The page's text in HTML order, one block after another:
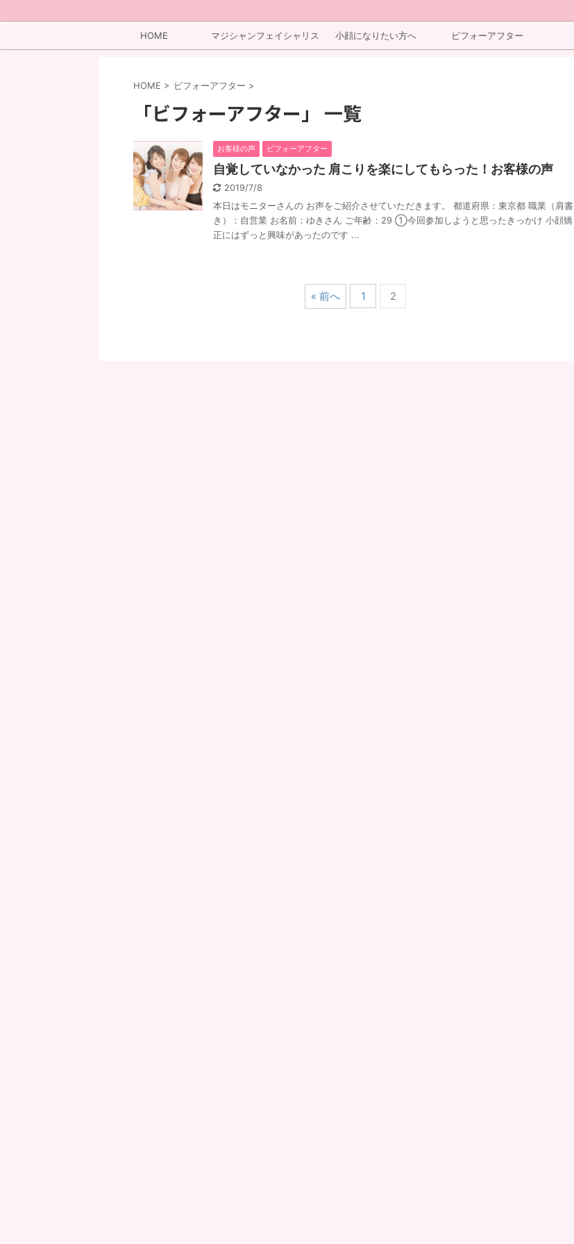
HOME マジシャンフェイシャリス 小顔になりたい方へ ビフォーアフター
HOME > ビフォーアフター >
「ビフォーアフター」 一覧
お客様の声 ビフォーアフター
自覚していなかった 肩こりを楽にしてもらった！お客様の声
2019/7/8
本日はモニターさんの お声をご紹介させていただきます。 都道府県：東京都 職業（肩書
き）：自営業 お名前：ゆきさん ご年齢：29 ①今回参加しようと思ったきっかけ 小顔矯
正にはずっと興味があったのです ...
« 前へ 1 2